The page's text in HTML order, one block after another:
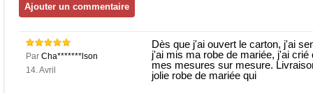
Par Cha*******lson
14. Avril
Dès que j'ai ouvert le carton, j'ai
j'ai mis ma robe de mariée, j'ai
mes mesures sur mesure.
jolie robe de mariée qui